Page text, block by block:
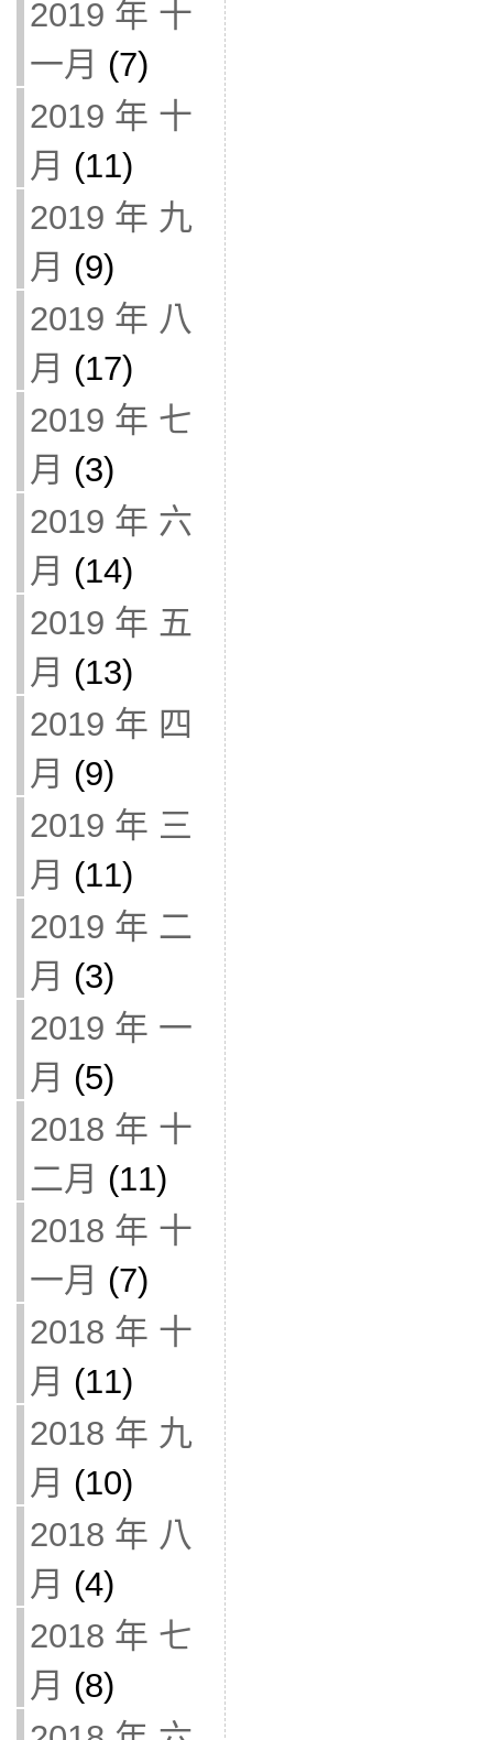
2019 年 十
一月 (7)
2019 年 十
月 (11)
2019 年 九
月 (9)
2019 年 八
月 (17)
2019 年 七
月 (3)
2019 年 六
月 (14)
2019 年 五
月 (13)
2019 年 四
月 (9)
2019 年 三
月 (11)
2019 年 二
月 (3)
2019 年 一
月 (5)
2018 年 十
二月 (11)
2018 年 十
一月 (7)
2018 年 十
月 (11)
2018 年 九
月 (10)
2018 年 八
月 (4)
2018 年 七
月 (8)